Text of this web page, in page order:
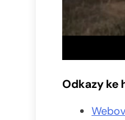
Odkazy ke